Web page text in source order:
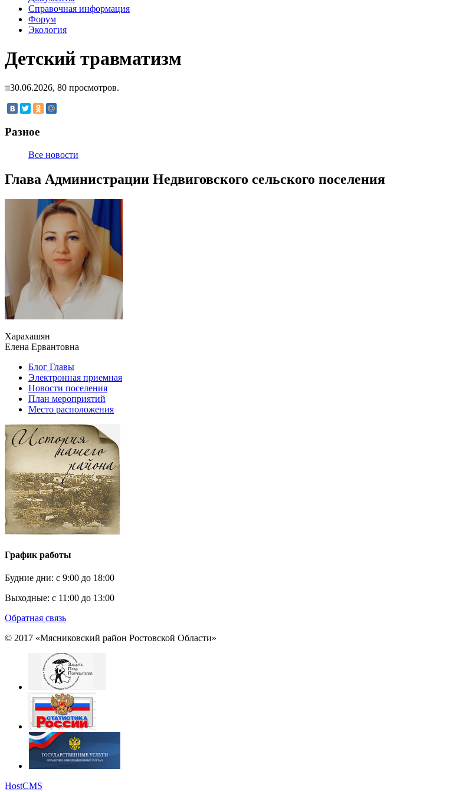
Справочная информация
Форум
Экология
Детский травматизм
30.06.2026, 80 просмотров.
Разное
Все новости
Глава Администрации Недвиговского сельского поселения
Харахашян
Елена Ервантовна
Блог Главы
Электронная приемная
Новости поселения
План мероприятий
Место расположения
График работы
Будние дни: c 9:00 до 18:00
Выходные: с 11:00 до 13:00
Обратная связь
© 2017 «Мясниковский район Ростовской Области»
HostCMS